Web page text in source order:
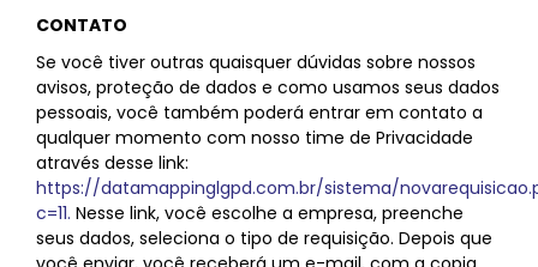
CONTATO
Se você tiver outras quaisquer dúvidas sobre nossos
avisos, proteção de dados e como usamos seus dados
pessoais, você também poderá entrar em contato a
qualquer momento com nosso time de Privacidade
através desse link:
https://datamappinglgpd.com.br/sistema/
c=11. Nesse link, você escolhe a empresa, preenche
seus dados, seleciona o tipo de requisição. Depois que